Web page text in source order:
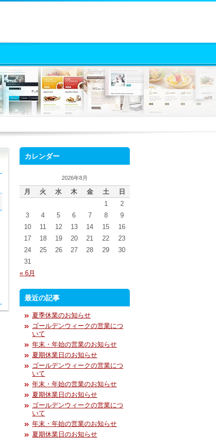
カレンダー
2026年8月
月 火 水 木 金 土
日
1
2
3
4 5 6 7 8
9
10
11 12 13 14 15
16
17
18 19 20 21 22
23
24
25 26 27 28 29
30
31
« 6月
最近の記事
夏季休業のお知らせ
ゴールデンウィークの営業につ
いて
年末・年始の営業のお知らせ
夏期休業日のお知らせ
ゴールデンウィークの営業につ
いて
年末・年始の営業のお知らせ
夏期休業日のお知らせ
ゴールデンウィークの営業につ
いて
年末・年始の営業のお知らせ
夏期休業日のお知らせ